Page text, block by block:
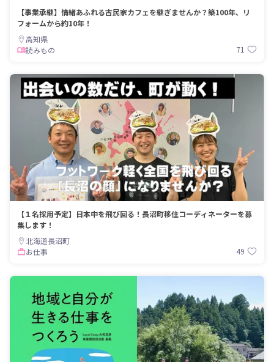
【事業承継】情緒あふれる古民家カフェを継ぎませんか？築100年、リ
フォームから約10年！
高知県
読みもの
71
【１名採用予定】日本中を飛び回る！長沼町移住コーディネーターを募
集します！
北海道長沼町
お仕事
49